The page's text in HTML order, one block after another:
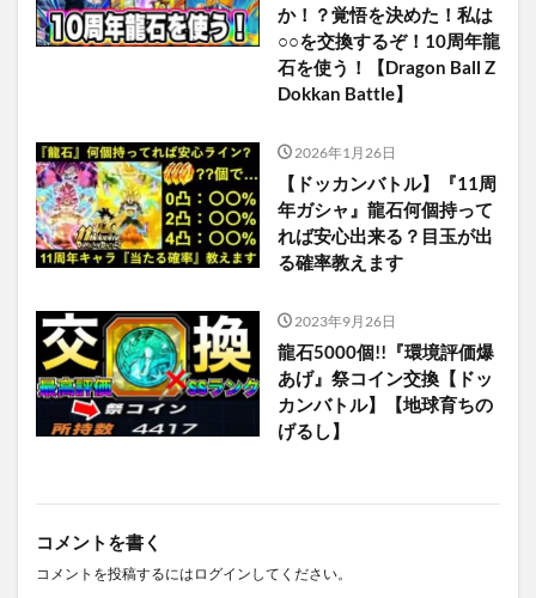
か！？覚悟を決めた！私は
○○を交換するぞ！10周年龍
石を使う！【Dragon Ball Z
Dokkan Battle】
2026年1月26日
【ドッカンバトル】『11周
年ガシャ』龍石何個持って
れば安心出来る？目玉が出
る確率教えます
2023年9月26日
龍石5000個!!『環境評価爆
あげ』祭コイン交換【ドッ
カンバトル】【地球育ちの
げるし】
コメントを書く
コメントを投稿するには ログイン してください。